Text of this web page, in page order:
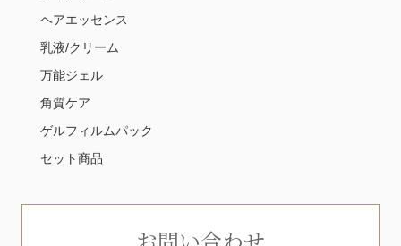
ヘアエッセンス
乳液/クリーム
万能ジェル
角質ケア
ゲルフィルムパック
セット商品